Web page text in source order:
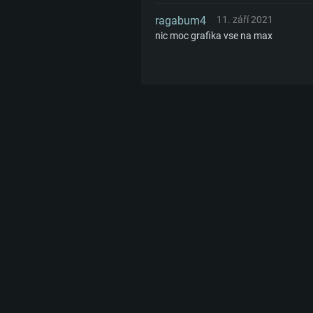
ragabum4
11. září 2021
nic moc grafika vse na max